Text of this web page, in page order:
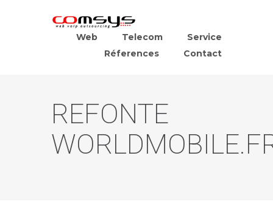
Web Telecom
Service
Réferences
Contact
REFONTE